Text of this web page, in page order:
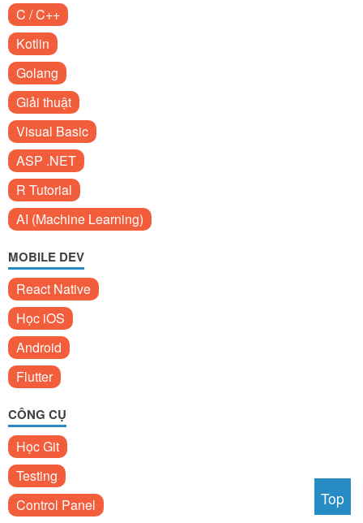
C / C++
Kotlin
Golang
Giải thuật
Visual Basic
ASP .NET
R Tutorial
AI (Machine Learning)
MOBILE DEV
React Native
Học iOS
Android
Flutter
CÔNG CỤ
Học Git
Testing
Control Panel
Top